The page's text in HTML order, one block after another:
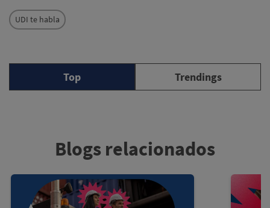
UDI te habla
Top Trendings
Blogs relacionados